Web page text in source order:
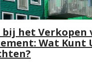
bij het Verkopen
Wat Kunt